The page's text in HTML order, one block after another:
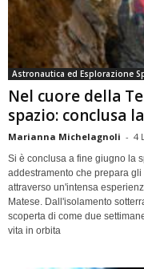
Astronautica ed Esplorazione
Nel cuore della
spazio: conclusa
Marianna Michelagnoli - 4
Si è conclusa a fine giugno la
addestramento che prepara
attraverso un'intensa
Matese. Dall'isolamento
scoperta di come due
vita in orbita